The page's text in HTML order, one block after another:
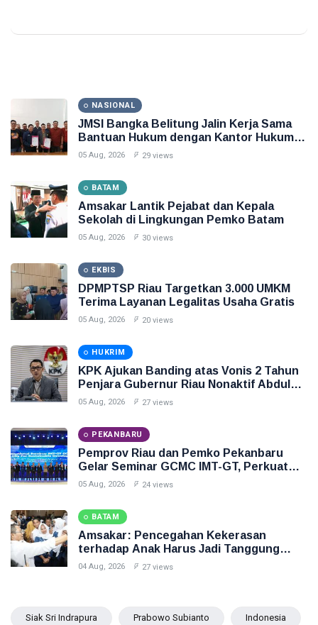
NASIONAL
JMSI Bangka Belitung Jalin Kerja Sama
Bantuan Hukum dengan Kantor Hukum
Sapta Qodria Muafi & Rekan
05 Aug, 2026 29 views
BATAM
Amsakar Lantik Pejabat dan Kepala
Sekolah di Lingkungan Pemko Batam
05 Aug, 2026 30 views
EKBIS
DPMPTSP Riau Targetkan 3.000 UMKM
Terima Layanan Legalitas Usaha Gratis
05 Aug, 2026 20 views
HUKRIM
KPK Ajukan Banding atas Vonis 2 Tahun
Penjara Gubernur Riau Nonaktif Abdul
Wahid
05 Aug, 2026 27 views
PEKANBARU
Pemprov Riau dan Pemko Pekanbaru
Gelar Seminar GCMC IMT-GT, Perkuat
Kerja Sama Kota Berkelanjutan
05 Aug, 2026 24 views
BATAM
Amsakar: Pencegahan Kekerasan
terhadap Anak Harus Jadi Tanggung
Jawab Bersama
04 Aug, 2026 27 views
Siak Sri Indrapura Prabowo Subianto Indonesia